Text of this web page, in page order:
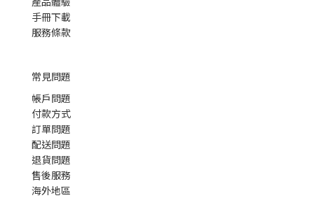
手冊下載
服務條款
常見問題
帳戶問題
付款方式
訂單問題
配送問題
退貨問題
售後服務
海外地區